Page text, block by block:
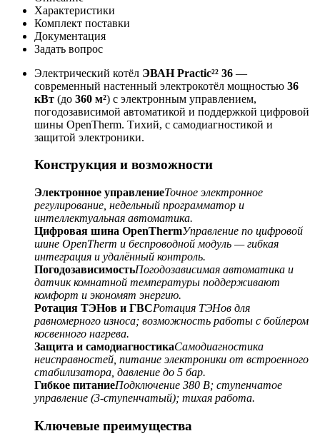
Характеристики
Комплект поставки
Документация
Задать вопрос
Электрический котёл ЭВАН Practic²² 36 —
современный настенный электрокотёл мощностью 36
кВт (до 360 м²) с электронным управлением,
погодозависимой автоматикой и поддержкой цифровой
шины OpenTherm. Тихий, с самодиагностикой и
защитой электроники.
Конструкция и возможности
Электронное управлениеТочное электронное
регулирование, недельный программатор и
интеллектуальная автоматика.
Цифровая шина OpenThermУправление по цифровой
шине OpenTherm и беспроводной модуль — гибкая
интеграция и удалённый контроль.
ПогодозависимостьПогодозависимая автоматика и
датчик комнатной температуры поддерживают
комфорт и экономят энергию.
Ротация ТЭНов и ГВСРотация ТЭНов для
равномерного износа; возможность работы с бойлером
косвенного нагрева.
Защита и самодиагностикаСамодиагностика
неисправностей, питание электроники от встроенного
стабилизатора, давление до 5 бар.
Гибкое питаниеПодключение 380 В; ступенчатое
управление (3-ступенчатый); тихая работа.
Ключевые преимущества